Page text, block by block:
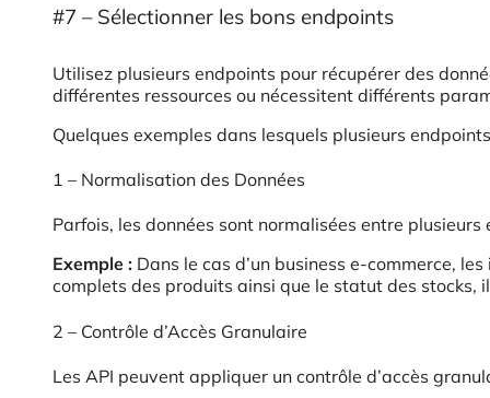
#7 – Sélectionner les bons endpoints
Utilisez plusieurs endpoints pour récupérer des
différentes ressources ou nécessitent différents
Quelques exemples dans lesquels plusieurs
1 – Normalisation des Données
Parfois, les données sont normalisées entre
Exemple : Dans le cas d’un business e-commerce,
complets des produits ainsi que le statut des stocks,
2 – Contrôle d’Accès Granulaire
Les API peuvent appliquer un contrôle d’accès